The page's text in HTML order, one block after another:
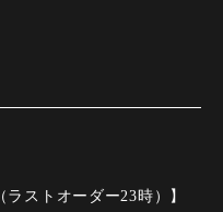
ストオーダー23時）】